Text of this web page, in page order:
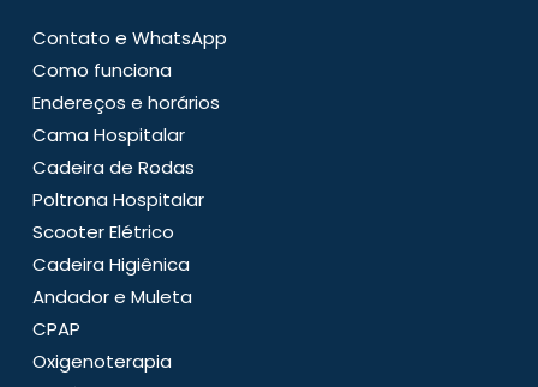
Contato e WhatsApp
Como funciona
Endereços e horários
Cama Hospitalar
Cadeira de Rodas
Poltrona Hospitalar
Scooter Elétrico
Cadeira Higiênica
Andador e Muleta
CPAP
Oxigenoterapia